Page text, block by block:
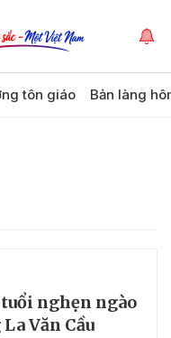
tôn giáo Bản làng
nghẹn ngào
Văn Cầu